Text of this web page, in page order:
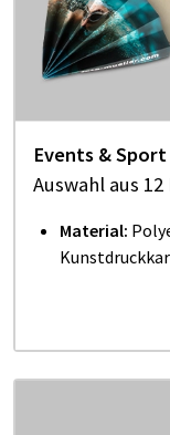
Events & Sport
Auswahl aus
Material: